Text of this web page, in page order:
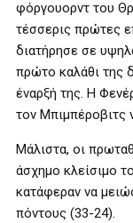
φόργουορντ του
τέσσερις πρώτες
διατήρησε σε
πρώτο καλάθι της
έναρξή της. Η
τον Μπιμπέροβιτς
Μάλιστα, οι
άσχημο κλείσιμο
κατάφεραν να
πόντους (33-24).